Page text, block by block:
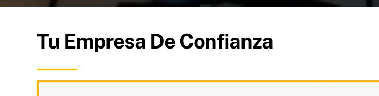
Tu Empresa De Confianza